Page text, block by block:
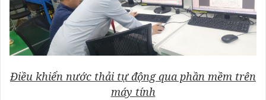
Điều khiển nước thải tự động qua phần mềm trên
máy tính